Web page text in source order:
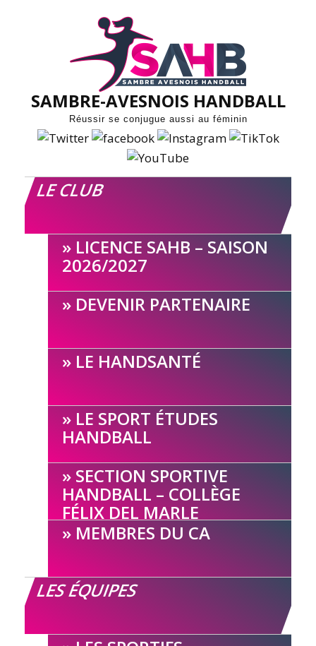
SAMBRE-AVESNOIS HANDBALL
Réussir se conjugue aussi au féminin
LE CLUB
LICENCE SAHB – SAISON
2026/2027
DEVENIR PARTENAIRE
LE HANDSANTÉ
LE SPORT ÉTUDES
HANDBALL
SECTION SPORTIVE
HANDBALL – COLLÈGE
FÉLIX DEL MARLE
MEMBRES DU CA
LES ÉQUIPES